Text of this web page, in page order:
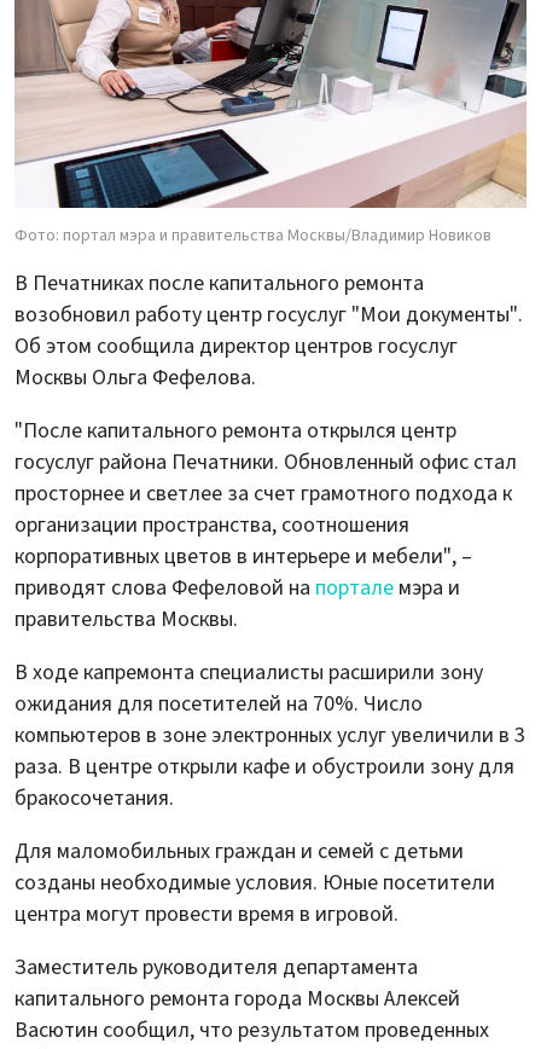
Фото: портал мэра и правительства Москвы/Владимир Новиков
В Печатниках после капитального ремонта
возобновил работу центр госуслуг "Мои документы".
Об этом сообщила директор центров госуслуг
Москвы Ольга Фефелова.
"После капитального ремонта открылся центр
госуслуг района Печатники. Обновленный офис стал
просторнее и светлее за счет грамотного подхода к
организации пространства, соотношения
корпоративных цветов в интерьере и мебели", –
приводят слова Фефеловой на портале мэра и
правительства Москвы.
В ходе капремонта специалисты расширили зону
ожидания для посетителей на 70%. Число
компьютеров в зоне электронных услуг увеличили в 3
раза. В центре открыли кафе и обустроили зону для
бракосочетания.
Для маломобильных граждан и семей с детьми
созданы необходимые условия. Юные посетители
центра могут провести время в игровой.
Заместитель руководителя департамента
капитального ремонта города Москвы Алексей
Васютин сообщил, что результатом проведенных